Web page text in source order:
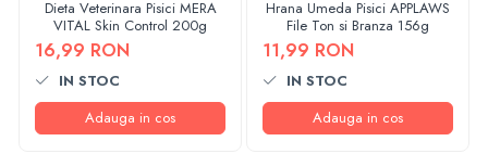
Dieta Veterinara Pisici MERA
VITAL Skin Control 200g
16,99 RON
IN STOC
Adauga in cos
Hrana Umeda Pisici APPLAWS
File Ton si Branza 156g
11,99 RON
IN STOC
Adauga in cos